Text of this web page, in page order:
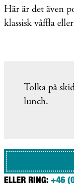
Här är det även
klassisk våffla
Tolka på
lunch.
ELLER RING: +46